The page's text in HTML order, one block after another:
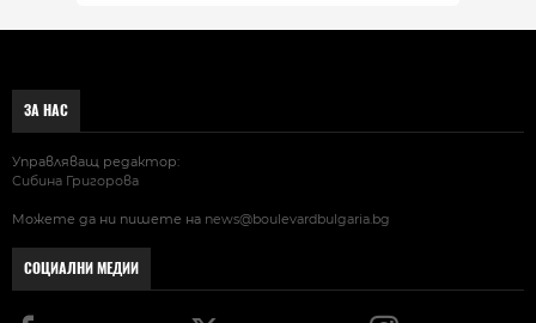
ЗА НАС
Управляващ редактор:
Сибина Григорова
Можете да ни пишете на news@boulevardbulgaria.bg
СОЦИАЛНИ МЕДИИ